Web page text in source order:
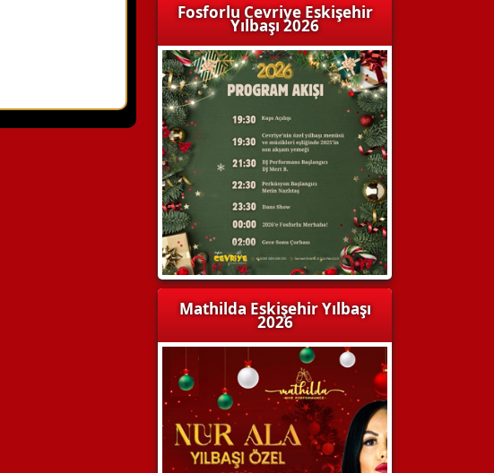
Fosforlu Cevriye Eskişehir
Yılbaşı 2026
Mathilda Eskişehir Yılbaşı
2026